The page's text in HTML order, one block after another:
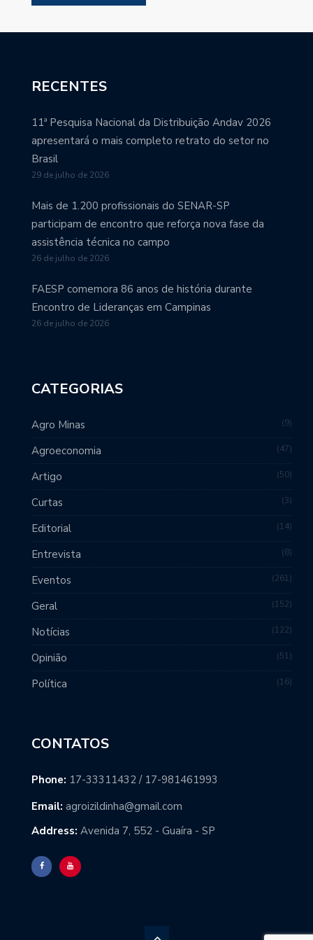
RECENTES
11ª Pesquisa Nacional da Distribuição Andav 2026
apresentará o mais completo retrato do setor no
Brasil
29 de julho de 2026
Mais de 1.200 profissionais do SENAR-SP
participam de encontro que reforça nova fase da
assistência técnica no campo
26 de julho de 2026
FAESP comemora 86 anos de história durante
Encontro de Lideranças em Campinas
26 de julho de 2026
CATEGORIAS
Agro Minas 9
Agroeconomia 47
Artigo 50
Curtas 3
Editorial 14
Entrevista 8
Eventos 261
Geral 152
Notícias 122
Opinião 51
Política 16
CONTATOS
Phone: 17-33311432 / 17-981461993
Email: agroizildinha@gmail.com
Address: Avenida 7, 552 - Guaíra - SP